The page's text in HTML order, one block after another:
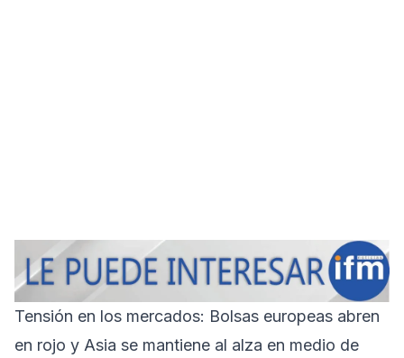
Tensión en los mercados: Bolsas europeas abren
en rojo y Asia se mantiene al alza en medio de